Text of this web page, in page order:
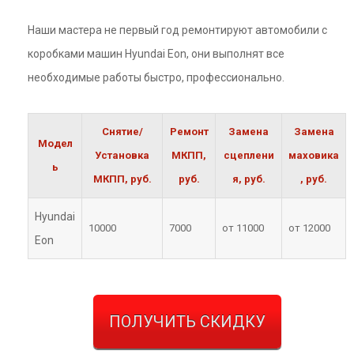
Наши мастера не первый год ремонтируют автомобили с
коробками машин Hyundai Eon, они выполнят все
необходимые работы быстро, профессионально.
Модел
ь
Снятие/
Установка
МКПП, руб.
Ремонт
МКПП,
руб.
Замена
сцеплени
я, руб.
Замена
маховика
, руб.
Hyundai
Eon
10000 7000 от 11000 от 12000
ПОЛУЧИТЬ СКИДКУ